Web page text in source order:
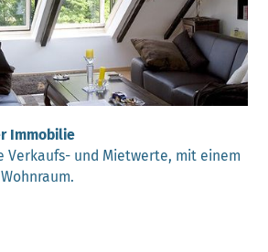
Immobilie
Verkaufs- und Mietwerte, mit einem